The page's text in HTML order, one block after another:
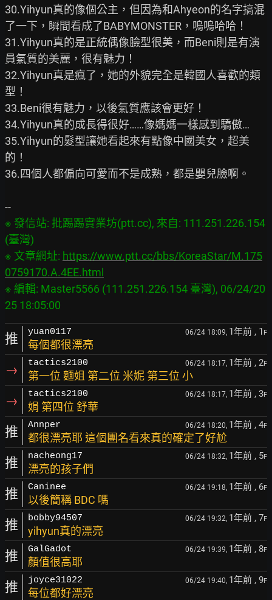
30.Yihyun真的像個公主，但因為和Ahyeon的名字搞混
了一下，瞬間看成了BABYMONSTER，嗚嗚哈哈！
31.Yihyun真的是正統偶像臉型很美，而Beni則是有演
員氣質的美麗，很有魅力！
32.Yihyun真是瘋了，她的外貌完全是韓國人喜歡的類
型！
33.Beni很有魅力，以後氣質應該會更好！
34.Yihyun真的成長得很好……像媽媽一樣感到驕傲…
35.Yihyun的髮型讓她看起來有點像中國美女，超美
的！
36.四個人都偏向可愛而不是成熟，都是嬰兒臉啊。
※ 發信站: 批踢踢實業坊(ptt.cc), 來自: 111.251.226.154
(臺灣)
※ 文章網址: https://www.ptt.cc/bbs/KoreaStar/M.175
0759170.A.4EE.html
※ 編輯: Master5566 (111.251.226.154 臺灣), 06/24/20
推 yuan0117 06/24 18:09, 1年前 , 1 F
每個都很漂亮
→ tactics2100 06/24 18:17, 1年前 , 2F
第一位 麵姐 第二位 米妮 第三位 小
→ tactics2100 06/24 18:17, 1年前 , 3F
娟 第四位 舒華
推 Annper 06/24 18:20, 1年前 , 4F
都很漂亮耶 這個團名看來真的確定了好尬
推 nacheong17 06/24 18:32, 1年前 , 5F
漂亮的孩子們
推 Caninee 06/24 19:18, 1年前 , 6F
以後簡稱 BDC 嗎
推 bobby94507 06/24 19:32, 1年前 , 7F
yihyun真的漂亮
推 GalGadot 06/24 19:39, 1年前 , 8F
顏值很高耶
推 joyce31022 06/24 19:40, 1年前 , 9F
每位都好漂亮